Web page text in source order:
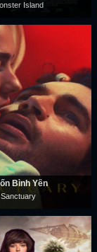
Island
Bình Yên
Sanctuary